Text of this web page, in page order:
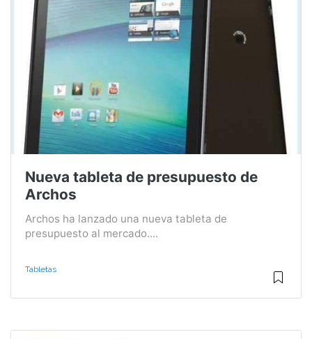
Nueva tableta de presupuesto de
Archos
Archos ha lanzado una nueva tableta de
presupuesto al mercado....
Tabletas